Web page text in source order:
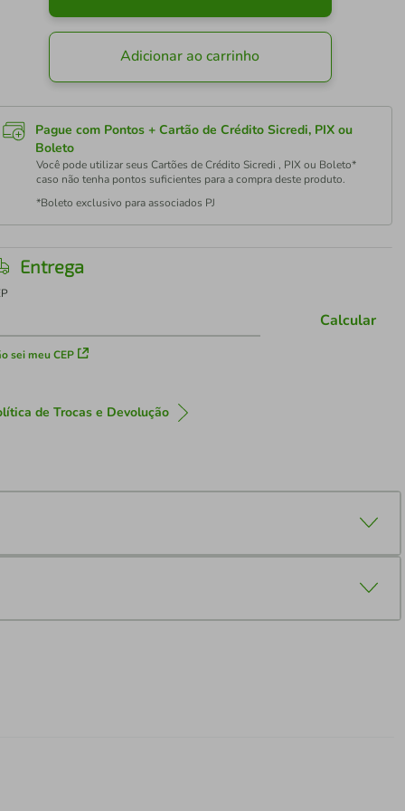
Adicionar ao carrinho
Pague com Pontos + Cartão de Crédito Sicredi, PIX ou
Boleto
Você pode utilizar seus Cartões de Crédito Sicredi , PIX ou Boleto*
caso não tenha pontos suficientes para a compra deste produto.
*Boleto exclusivo para associados PJ
Entrega
sei meu CEP
Calcular
de Trocas e Devolução